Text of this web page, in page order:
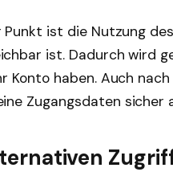
ist die Nutzung des
ist. Dadurch wird
Konto haben. Auch
Zugangsdaten sicher